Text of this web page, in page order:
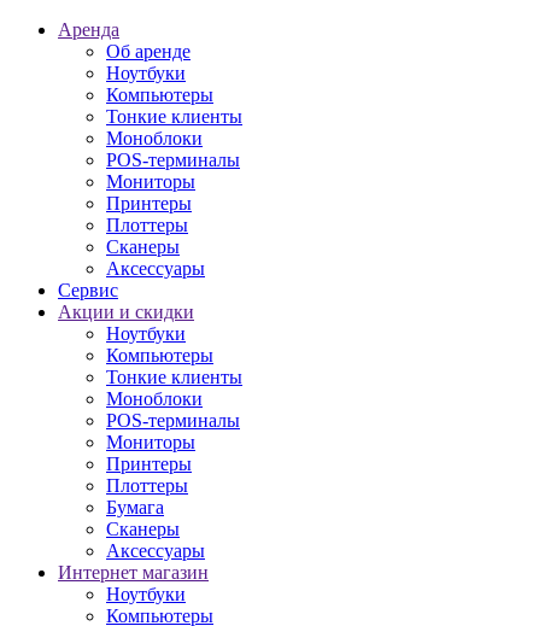
Аренда
Об аренде
Ноутбуки
Компьютеры
Тонкие клиенты
Моноблоки
POS-терминалы
Мониторы
Принтеры
Плоттеры
Сканеры
Аксессуары
Сервис
Акции и скидки
Ноутбуки
Компьютеры
Тонкие клиенты
Моноблоки
POS-терминалы
Мониторы
Принтеры
Плоттеры
Бумага
Сканеры
Аксессуары
Интернет магазин
Ноутбуки
Компьютеры